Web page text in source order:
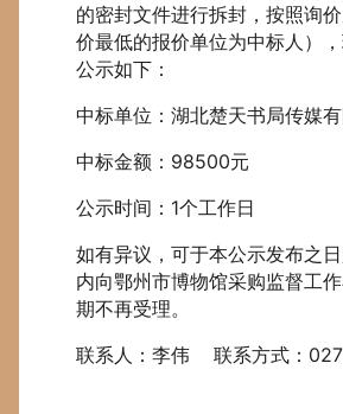
的密封文件进行拆封，按照询
价最低的报价单位为中标人）
公示如下：
中标单位：湖北楚天书局传媒
中标金额：98500元
公示时间：1个工作日
如有异议，可于本公示发布之
内向鄂州市博物馆采购监督工
期不再受理。
联系人：李伟 联系方式：